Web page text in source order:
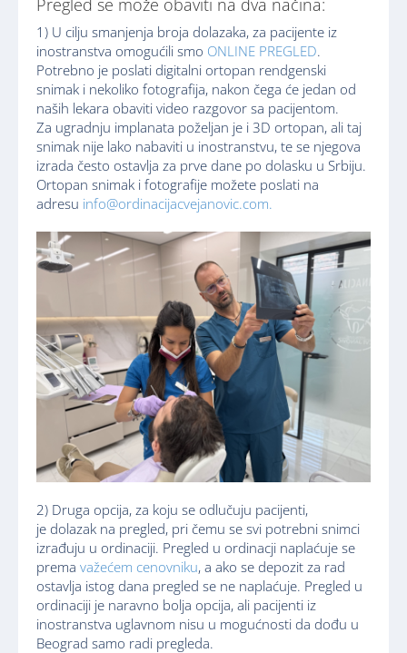
1) U cilju smanjenja broja dolazaka, za pacijente iz
inostranstva omogućili smo ONLINE PREGLED.
Potrebno je poslati digitalni ortopan rendgenski
snimak i nekoliko fotografija, nakon čega će jedan od
naših lekara obaviti video razgovor sa pacijentom.
Za ugradnju implanata poželjan je i 3D ortopan, ali taj
snimak nije lako nabaviti u inostranstvu, te se njegova
izrada često ostavlja za prve dane po dolasku u Srbiju.
Ortopan snimak i fotografije možete poslati na
adresu info@ordinacijacvejanovic.com.
2) Druga opcija, za koju se odlučuju pacijenti,
je dolazak na pregled, pri čemu se svi potrebni snimci
izrađuju u ordinaciji. Pregled u ordinacji naplaćuje se
prema važećem cenovniku, a ako se depozit za rad
ostavlja istog dana pregled se ne naplaćuje. Pregled u
ordinaciji je naravno bolja opcija, ali pacijenti iz
inostranstva uglavnom nisu u mogućnosti da dođu u
Beograd samo radi pregleda.